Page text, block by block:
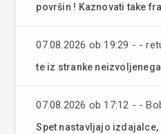
površin ! Kaznovati take
07.08.2026 ob 19:29 - -
te iz stranke
07.08.2026 ob 17:12 - -
Spet nastavljajo izdajalce,